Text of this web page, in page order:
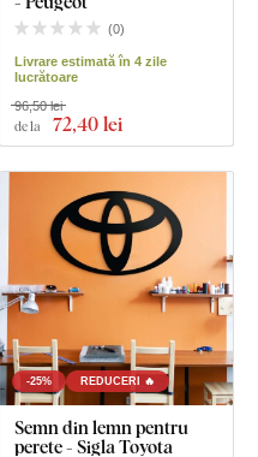
(0)
Livrare estimată în 4 zile
lucrătoare
de la 72,40 lei
96,50 lei
-25% REDUCERI 🔥
Semn din lemn pentru
perete - Sigla Toyota